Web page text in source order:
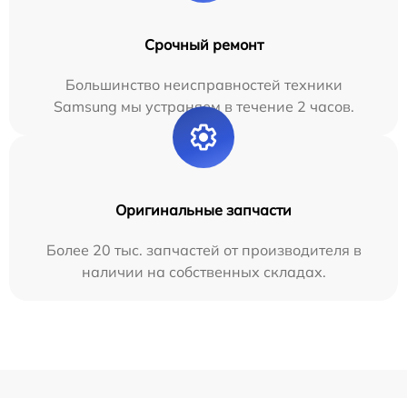
Срочный ремонт
Большинство неисправностей техники
Samsung мы устраняем в течение 2 часов.
Оригинальные запчасти
Более 20 тыс. запчастей от производителя в
наличии на собственных складах.